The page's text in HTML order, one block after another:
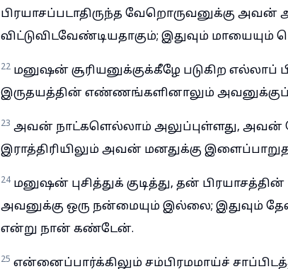
பிரயாசப்படாதிருந்த வேறொருவனுக்கு
விட்டுவிடவேண்டியதாகும்; இதுவும் மாயையும்
22 மனுஷன் சூரியனுக்குக்கீழே படுகிற
இருதயத்தின் எண்ணங்களினாலும்
23 அவன் நாட்களெல்லாம் அலுப்புள்ளது, அவன்
இராத்திரியிலும் அவன் மனதுக்கு
24 மனுஷன் புசித்துக் குடித்து, தன்
அவனுக்கு ஒரு நன்மையும் இல்லை; இதுவும்
என்று நான் கண்டேன்.
25 என்னைப்பார்க்கிலும் சம்பிரமமாய்ச்